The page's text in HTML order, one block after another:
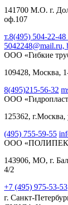
141700 М.О. г.
оф.107
т.8(495) 504-22-
5042248@mail.ru,
ООО «Гибкие
109428, Москва,
8(495)215-56-32
ООО
125362,
(495) 755-59-55
ООО
143906, МО, г.
4/2
+7 (495) 975-53-53
г. Санкт-